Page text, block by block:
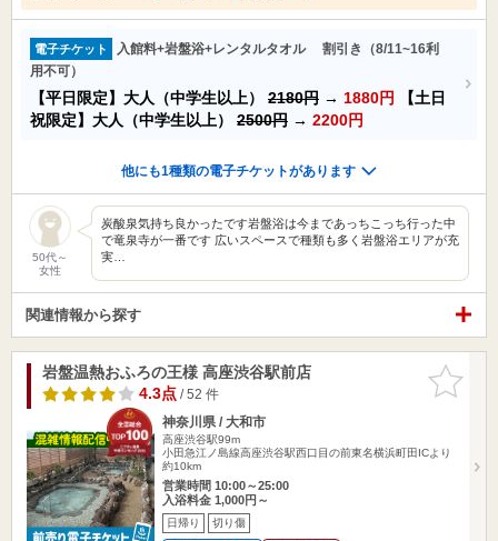
電子チケット
入館料+岩盤浴+レンタルタオル 割引き（8/11~16利
用不可）
【平日限定】大人（中学生以上） 2180円 → 1880円
【土日
祝限定】大人（中学生以上） 2500円 → 2200円
他にも1種類の電子チケットがあります
50代～
女性
炭酸泉気持ち良かったです岩盤浴は今まであっちこっち行った中
で竜泉寺が一番です 広いスペースで種類も多く岩盤浴エリアが充
実…
関連情報から探す
お気に入
りに追加
岩盤温熱おふろの王様 高座渋谷駅前店
4.3点/ 52 件
神奈川県 / 大和市
高座渋谷駅99m
小田急江ノ島線高座渋谷駅西口目の前東名横浜町田ICより
約10km
営業時間 10:00～25:00
入浴料金 1,000円～
日帰り 切り傷